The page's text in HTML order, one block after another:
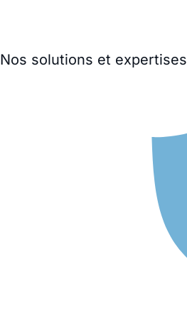
Nos solutions et expertises